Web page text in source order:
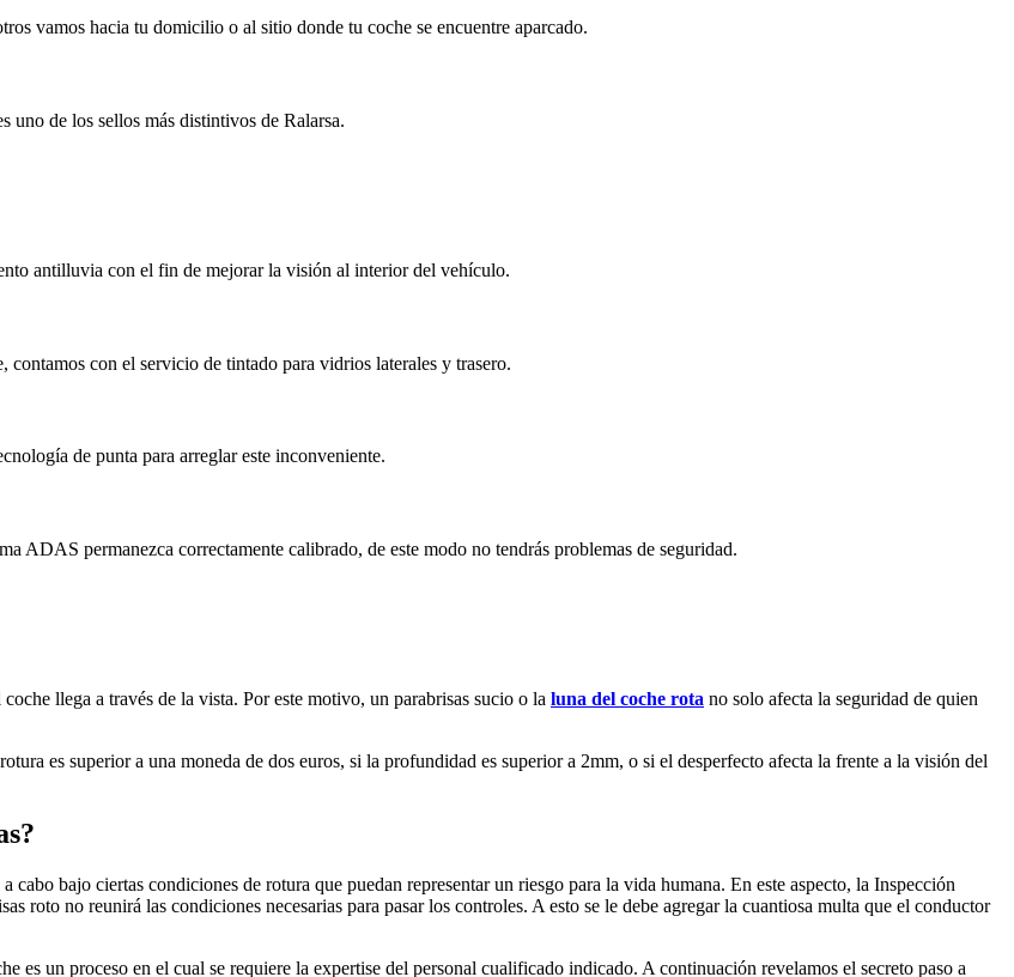
vamos hacia tu domicilio o al sitio donde tu coche se encuentre aparcado.
uno de los sellos más distintivos de Ralarsa.
antilluvia con el fin de mejorar la visión al interior del vehículo.
con el servicio de tintado para vidrios laterales y trasero.
de punta para arreglar este inconveniente.
ADAS permanezca correctamente calibrado, de este modo no tendrás problemas de seguridad.
llega a través de la vista. Por este motivo, un parabrisas sucio o la luna del coche rota no solo afecta la seguridad de quien
es superior a una moneda de dos euros, si la profundidad es superior a 2mm, o si el desperfecto afecta la frente a la visión del
bajo ciertas condiciones de rotura que puedan representar un riesgo para la vida humana. En este aspecto, la Inspección
roto no reunirá las condiciones necesarias para pasar los controles. A esto se le debe agregar la cuantiosa multa que el conductor
es un proceso en el cual se requiere la expertise del personal cualificado indicado. A continuación revelamos el secreto paso a